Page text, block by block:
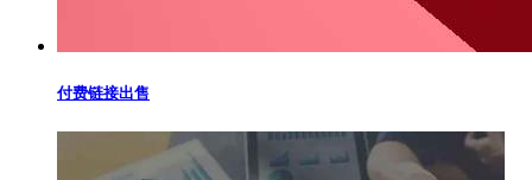
付费链接出售